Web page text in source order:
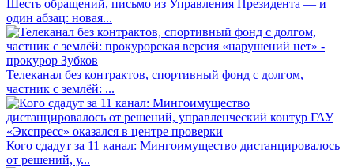
Шесть обращений, письмо из Управления Президента — и
один абзац: новая...
Телеканал без контрактов, спортивный фонд с долгом,
частник с землёй: ...
Кого сдадут за 11 канал: Мингоимущество дистанцировалось
от решений, у...